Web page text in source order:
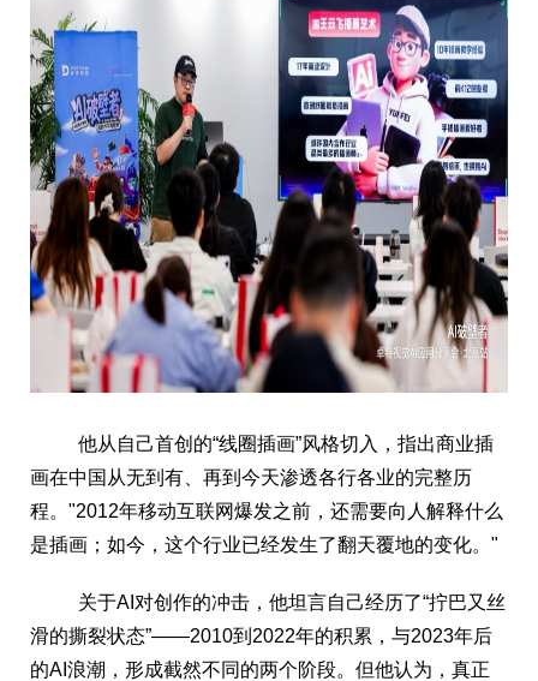
他从自己首创的“线圈插画”风格切入，指出商业插
画在中国从无到有、再到今天渗透各行各业的完整历
程。"2012年移动互联网爆发之前，还需要向人解释什么
是插画；如今，这个行业已经发生了翻天覆地的变化。"
关于AI对创作的冲击，他坦言自己经历了“拧巴又丝
滑的撕裂状态”——2010到2022年的积累，与2023年后
的AI浪潮，形成截然不同的两个阶段。但他认为，真正